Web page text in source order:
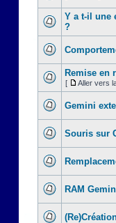
Y a t-il une
?
Remise en
[ Aller vers
Gemini
Souris sur
RAM